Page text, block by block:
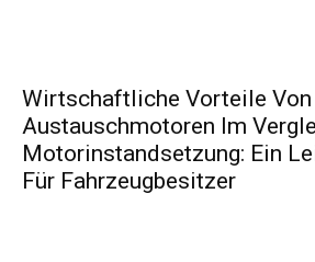
Wirtschaftliche Vorteile Von
Austauschmotoren Im
Motorinstandsetzung: Ein
Für Fahrzeugbesitzer